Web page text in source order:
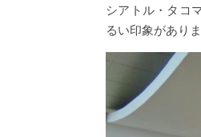
シアトル・タコ
るい印象がありま